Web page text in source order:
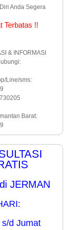
Anda Segera
Terbatas !!
& INFORMASI
Line/sms:
Barat:
JERMAN
s/d Jumat